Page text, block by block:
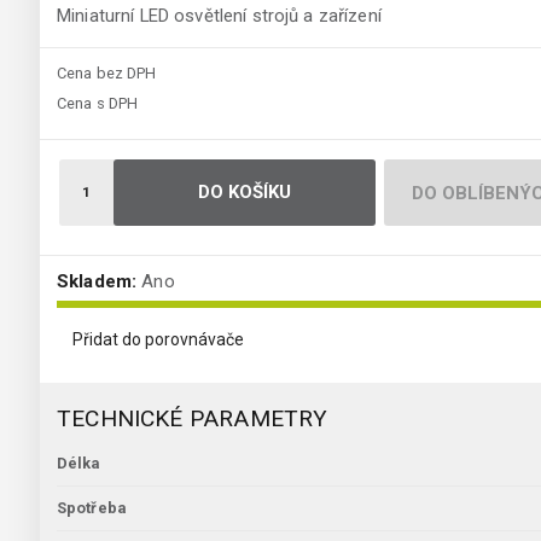
Miniaturní LED osvětlení strojů a zařízení
Cena bez DPH
Cena s DPH
DO KOŠÍKU DO
Skladem: Ano
Přidat do porovnávače
TECHNICKÉ PARAMETRY
Délka
Spotřeba